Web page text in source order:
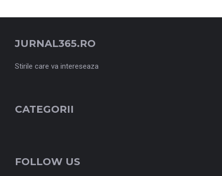
JURNAL365.RO
Stirile care va intereseaza
CATEGORII
FOLLOW US